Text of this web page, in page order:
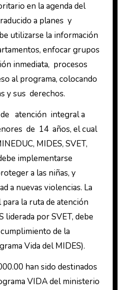
en la agenda del
a planes y
utilizarse la información
enfocar grupos
inmediata, procesos
al programa, colocando
y sus derechos.
atención integral a
de 14 años, el cual
MIDES, SVET,
implementarse
a las niñas, y
a nuevas violencias. La
la ruta de atención
liderada por SVET, debe
de la
Vida del MIDES).
han sido destinados
VIDA del ministerio